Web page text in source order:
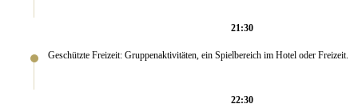
21:30
Geschützte Freizeit: Gruppenaktivitäten, ein Spielbereich im Hotel oder Freizeit.
22:30